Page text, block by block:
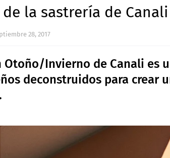
la sastrería de Canali
28, 2017
Otoño/Invierno de Canali es
deconstruidos para crear